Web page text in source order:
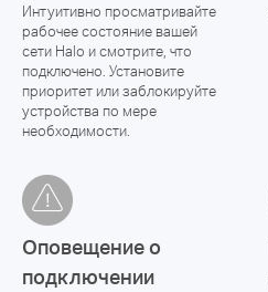
Интуитивно просматривайте
рабочее состояние вашей
сети Halo и смотрите, что
подключено. Установите
приоритет или заблокируйте
устройства по мере
необходимости.
Оповещение о
подключении